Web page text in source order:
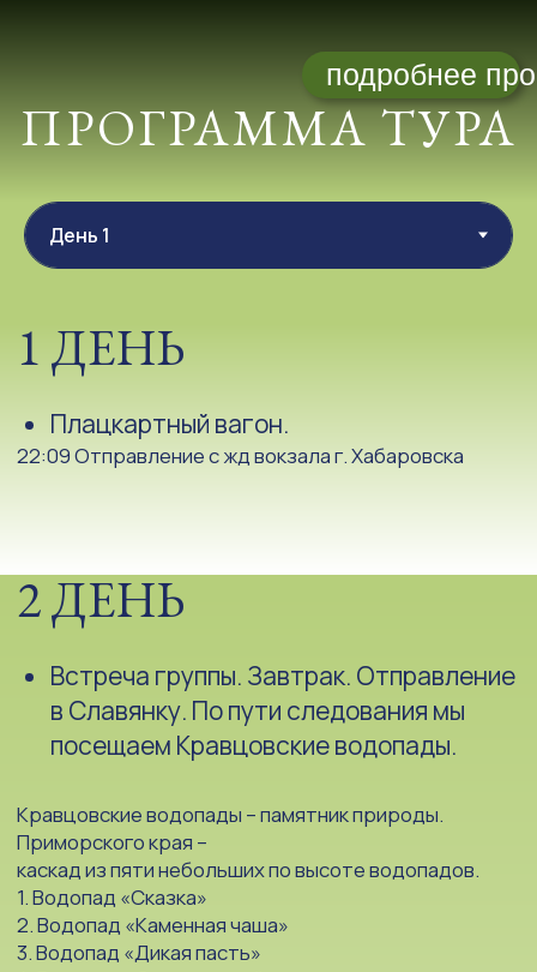
2 ДЕНЬ
в Славянку. По пути следования мы
посещаем Кравцовские водопады.
Кравцовские водопады – памятник природы.
1. Водопад «Сказка»
2. Водопад «Каменная чаша»
3. Водопад «Дикая пасть»
5. Водопад «Хрустальный»
Каскад образован пятью порогами родникового
ручья Кравцовский, который выходит из-под земли
в глубине уссурийской тайги и несет свои воды на юг
на расстоянии 15– 20 метров друг от друга.
Последний пятый порог удален от
остальных почти на 300 метров. Экологическая
настил с лестницами, мостиками, видовыми
площадками, лавочками и зонами для отдыха.
Протяженность тропы - более 360 метров. Следуя
по тропе, вы сможете увидеть шестиметровый
водопад
«Сказка» и четырехметровый водопад «Каменная
стенами бурлящие потоки воды завораживают
своей красотой.